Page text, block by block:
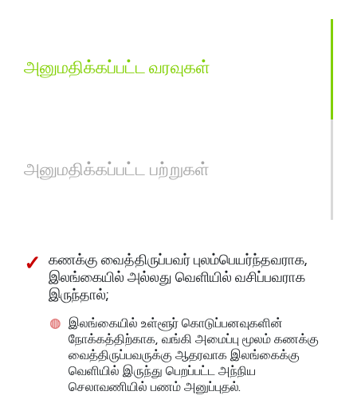
அனுமதிக்கப்பட்ட வரவுகள்
அனுமதிக்கப்பட்ட பற்றுகள்
கணக்கு வைத்திருப்பவர் புலம்பெயர்ந்தவராக,
இலங்கையில் அல்லது வெளியில் வசிப்பவராக
இருந்தால்;
இலங்கையில் உள்ளூர் கொடுப்பனவுகளின்
நோக்கத்திற்காக, வங்கி அமைப்பு மூலம் கணக்கு
வைத்திருப்பவருக்கு ஆதரவாக இலங்கைக்கு
வெளியில் இருந்து பெறப்பட்ட அந்நிய
செலாவணியில் பணம் அனுப்புதல்.